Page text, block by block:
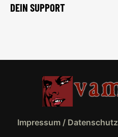
DEIN SUPPORT
Impressum / Datenschutz